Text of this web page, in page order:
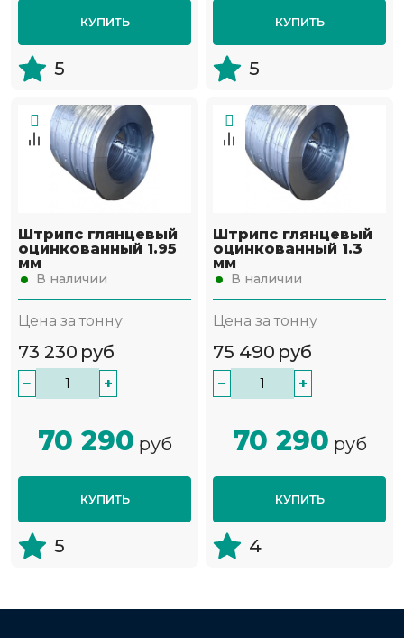
КУПИТЬ
5
КУПИТЬ
5
Штрипс глянцевый
оцинкованный 1.95
мм
В наличии
Цена за тонну
73 230 руб
− +
70 290 руб
КУПИТЬ
5
Штрипс глянцевый
оцинкованный 1.3
мм
В наличии
Цена за тонну
75 490 руб
− +
70 290 руб
КУПИТЬ
4